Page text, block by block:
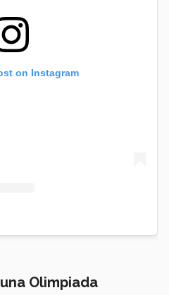
on Instagram
Olimpiada